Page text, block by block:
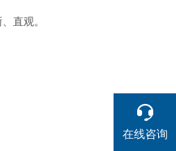
直观。
在线咨询